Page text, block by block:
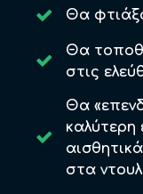
Θα
Θα
στις
Θα
καλύτερη
στα